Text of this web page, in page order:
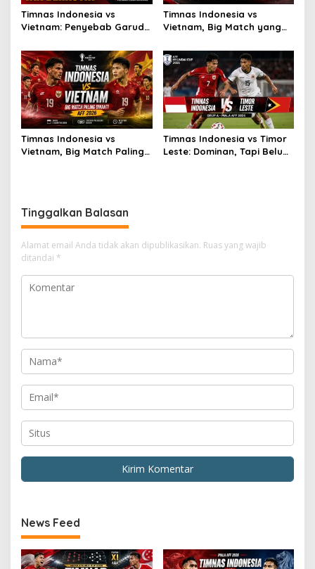
Timnas Indonesia vs
Vietnam: Penyebab Garuda
Timnas Indonesia vs
Vietnam, Big Match yang
Timnas Indonesia vs
Vietnam, Big Match Paling
Timnas Indonesia vs Timor
Leste: Dominan, Tapi Belum
Tinggalkan Balasan
Alamat email Anda tidak akan dipublikasikan. Ruas yang wajib
ditandai *
News Feed